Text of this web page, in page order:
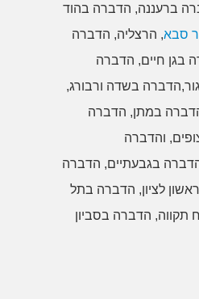
ברעננה, הדברה בהוד
סבא, הרצליה, הדברה
בגן חיים, הדברה
בשדה ורבורג,
במתן, הדברה
והדברה
בגבעתיים, הדברה
לציון, הדברה בתל
הדברה בסביון